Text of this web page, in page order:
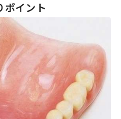
ポイント